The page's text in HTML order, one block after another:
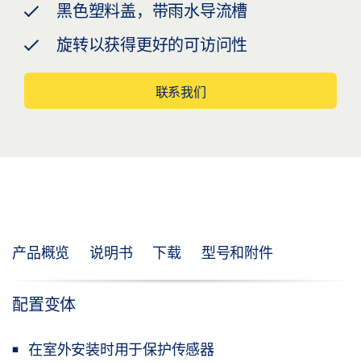
黑色塑料盖，带雨水导流槽
旋转以获得更好的可访问性
联系我们
产品概览 说明书 下载 型号和附件
配置变体
在室外安装时用于保护传感器